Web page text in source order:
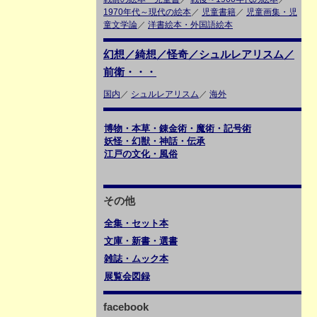
1970年代～現代の絵本／ 児童書籍／ 児童画集・児
童文学論／ 洋書絵本・外国語絵本
幻想／綺想／怪奇／シュルレアリスム／
前衛・・・
国内 ／ シュルレアリスム ／ 海外
博物・本草・錬金術・魔術・記号術
妖怪・幻獣・神話・伝承
江戸の文化・風俗
その他
全集・セット本
文庫・新書・選書
雑誌・ムック本
展覧会図録
facebook